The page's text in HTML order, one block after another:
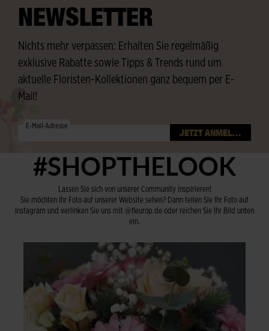
NEWSLETTER
Nichts mehr verpassen: Erhalten Sie regelmäßig
exklusive Rabatte sowie Tipps & Trends rund um
aktuelle Floristen-Kollektionen ganz bequem per E-
Mail!
E-Mail-Adresse
#SHOPTHELOOK
Lassen Sie sich von unserer Community inspirieren!
Sie möchten Ihr Foto auf unserer Website sehen? Dann teilen Sie Ihr Foto auf
Instagram und verlinken Sie uns mit @fleurop.de oder reichen Sie Ihr Bild unten
ein.